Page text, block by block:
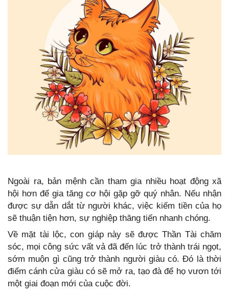
hội hơn để gia tăng cơ hội gặp gỡ quý nhân. Nếu nhận
được sự dẫn dắt từ người khác, việc kiếm tiền của họ
sóc, mọi công sức vất vả đã đến lúc trở thành trái ngọt,
sớm muộn gì cũng trở thành người giàu có. Đó là thời
điểm cánh cửa giàu có sẽ mở ra, tạo đà để họ vươn tới